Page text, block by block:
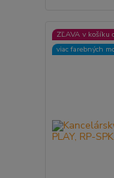
ZĽAVA v košíku
viac farebných